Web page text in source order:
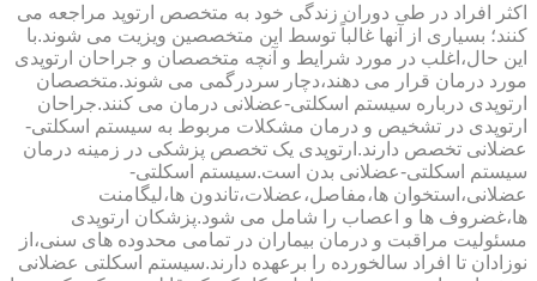
اکثر افراد در طی دوران زندگی خود به متخصص ارتوپد مراجعه می
کنند؛ بسیاری از آنها غالباً توسط این متخصصین ویزیت می شوند.با
این حال،اغلب در مورد شرایط و آنچه متخصصان و جراحان ارتوپدی
مورد درمان قرار می دهند،دچار سردرگمی می شوند.متخصصان
ارتوپدی درباره سیستم اسکلتی-عضلانی درمان می کنند.جراحان
ارتوپدی در تشخیص و درمان مشکلات مربوط به سیستم اسکلتی-
عضلانی تخصص دارند.ارتوپدی یک تخصص پزشکی در زمینه درمان
سیستم اسکلتی-عضلانی بدن است.سیستم اسکلتی-
عضلانی،استخوان ها،مفاصل،عضلات،تاندون ها،لیگامنت
ها،غضروف ها و اعصاب را شامل می شود.پزشکان ارتوپدی
مسئولیت مراقبت و درمان بیماران در تمامی محدوده های سنی،از
نوزادان تا افراد سالخورده را برعهده دارند.سیستم اسکلتی عضلانی